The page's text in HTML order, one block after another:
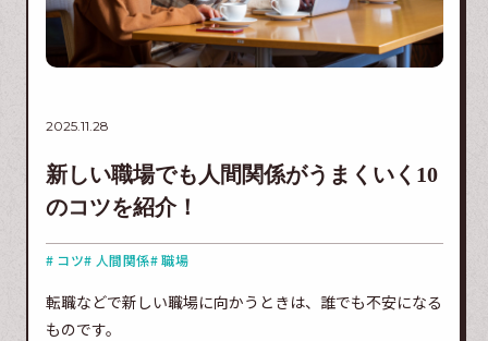
2025.11.28
新しい職場でも人間関係がうまくいく10
のコツを紹介！
# コツ# 人間関係# 職場
転職などで新しい職場に向かうときは、誰でも不安になる
ものです。